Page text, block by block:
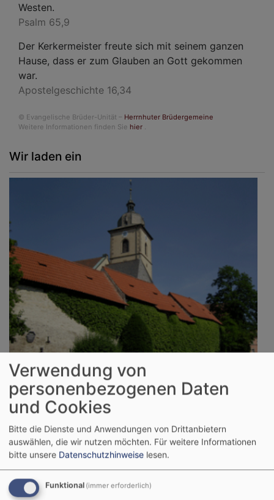
Westen.
Psalm 65,9
Der Kerkermeister freute sich mit seinem ganzen
Hause, dass er zum Glauben an Gott gekommen
war.
Apostelgeschichte 16,34
© Evangelische Brüder-Unität – Herrnhuter Brüdergemeine
Weitere Informationen finden Sie hier
Wir laden ein
So, 6.9. 9:30 Uhr
Kirchweih-Gottesdienst
Gochsheim Evang.-Luth. Kirche St. Michael Gochsheim
Verwendung von
personenbezogenen Daten
und Cookies
Bitte die Dienste und Anwendungen von Drittanbietern
auswählen, die wir nutzen möchten. Für weitere Informationen
bitte unsere Datenschutzhinweise lesen.
Funktional (immer erforderlich)